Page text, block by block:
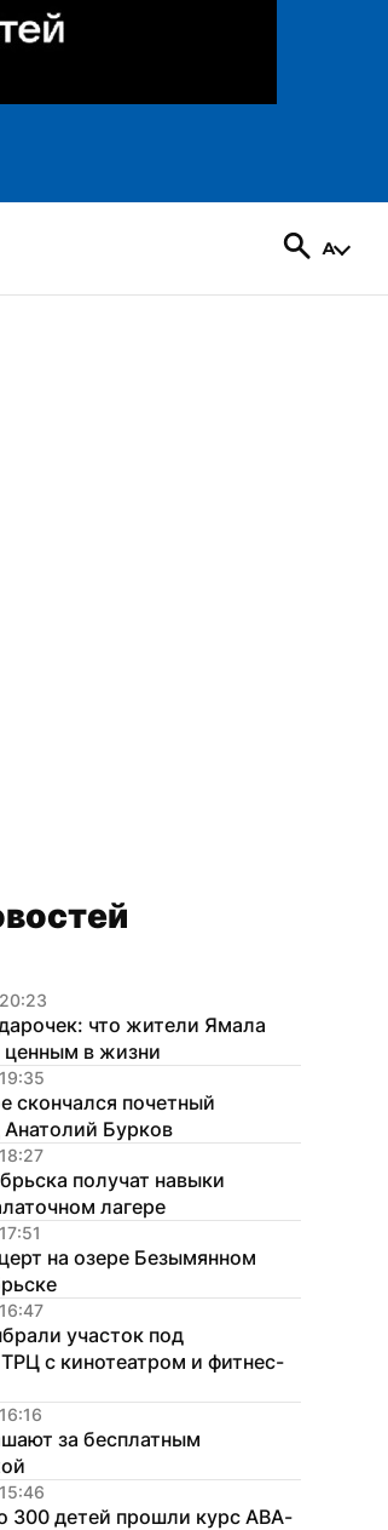
что жители Ямала
в жизни
скончался почетный
Бурков
получат навыки
лагере
на озере Безымянном
участок под
с кинотеатром и фитнес-
за бесплатным
300 детей прошли курс АВА-